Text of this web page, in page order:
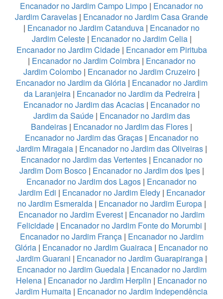
Encanador no Jardim Campo Limpo | Encanador no
Jardim Caravelas | Encanador no Jardim Casa Grande
| Encanador no Jardim Catanduva | Encanador no
Jardim Celeste| Encanador no Jardim Celia|
Encanador no Jardim Cidade| Encanador em Pirituba
| Encanador no Jardim Coimbra| Encanador no
Jardim Colombo | Encanador no Jardim Cruzeiro |
Encanador no Jardim da Glória| Encanador no Jardim
da Laranjeira| Encanador no Jardim da Pedreira|
Encanador no Jardim das Acacias| Encanador no
Jardim da Saúde| Encanador no Jardim das
Bandeiras | Encanador no Jardim das Flores |
Encanador no Jardim das Graças| Encanador no
Jardim Miragaia| Encanador no Jardim das Oliveiras|
Encanador no Jardim das Vertentes| Encanador no
Jardim Dom Bosco| Encanador no Jardim dos Ipes|
Encanador no Jardim dos Lagos | Encanador no
Jardim Edi | Encanador no Jardim Eledy| Encanador
no Jardim Esmeralda| Encanador no Jardim Europa|
Encanador no Jardim Everest | Encanador no Jardim
Felicidade | Encanador no Jardim Fonte do Morumbi |
Encanador no Jardim França| Encanador no Jardim
Glória | Encanador no Jardim Guairaca | Encanador no
Jardim Guarani | Encanador no Jardim Guarapiranga|
Encanador no Jardim Guedala| Encanador no Jardim
Helena | Encanador no Jardim Herplin | Encanador no
Jardim Humaita | Encanador no Jardim Independência